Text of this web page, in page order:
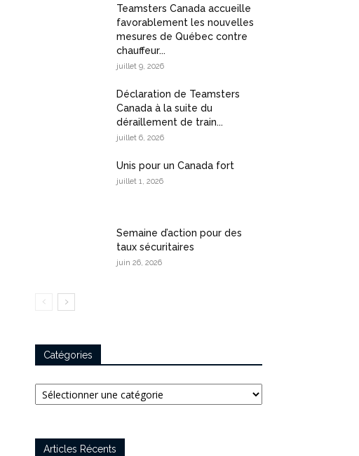
Teamsters Canada accueille
favorablement les nouvelles
mesures de Québec contre
chauffeur...
juillet 9, 2026
Déclaration de Teamsters
Canada à la suite du
déraillement de train...
juillet 6, 2026
Unis pour un Canada fort
juillet 1, 2026
Semaine d’action pour des
taux sécuritaires
juin 26, 2026
Catégories
Catégories
Articles Récents